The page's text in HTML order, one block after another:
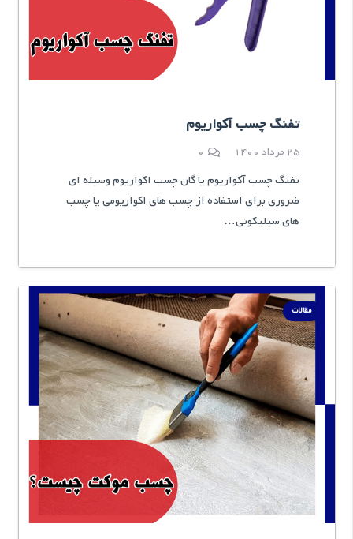
تفنگ چسب آکواریوم
25 مرداد 1400 0
تفنگ چسب آکواریوم یا گان چسب اکواریوم وسیله ای
ضروری برای استفاده از چسب های اکواریومی یا چسب
های سیلیکونی…
مقالات